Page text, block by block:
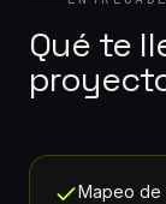
Qué te
Mapeo de